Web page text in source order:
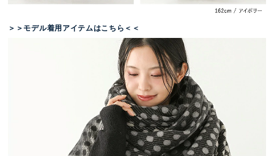
＞＞モデル着用アイテムはこちら＜＜